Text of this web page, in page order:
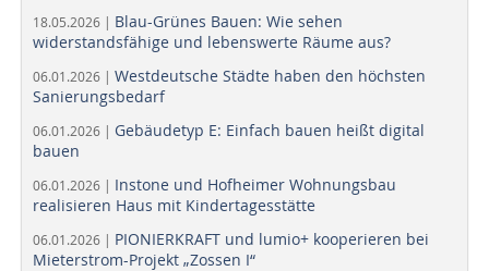
18.05.2026 | Blau-Grünes Bauen: Wie sehen
widerstandsfähige und lebenswerte Räume aus?
06.01.2026 | Westdeutsche Städte haben den höchsten
Sanierungsbedarf
06.01.2026 | Gebäudetyp E: Einfach bauen heißt digital
bauen
06.01.2026 | Instone und Hofheimer Wohnungsbau
realisieren Haus mit Kindertagesstätte
06.01.2026 | PIONIERKRAFT und lumio+ kooperieren bei
Mieterstrom-Projekt „Zossen I“